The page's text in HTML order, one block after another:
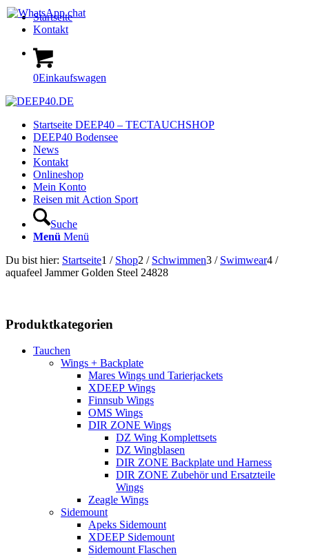
Startseite
Kontakt
0Einkaufswagen
Startseite DEEP40 – TECTAUCHSHOP
DEEP40 Bodensee
News
Kontakt
Onlineshop
Mein Konto
Reisen mit Action Sport
Suche
Menü Menü
Du bist hier: Startseite1 / Shop2 / Schwimmen3 / Swimwear4 /
aquafeel Jammer Golden Steel 24828
Produktkategorien
Tauchen
Wings + Backplate
Mares Wings und Tarierjackets
XDEEP Wings
Finnsub Wings
OMS Wings
DIR ZONE Wings
DZ Wing Komplettsets
DZ Wingblasen
DIR ZONE Backplate und Harness
DIR ZONE Zubehör und Ersatzteile
Wings
Zeagle Wings
Sidemount
Apeks Sidemount
XDEEP Sidemount
Sidemount Flaschen